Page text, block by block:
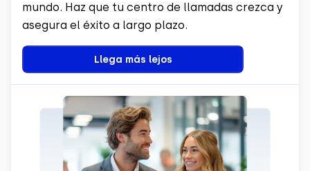
mundo. Haz que tu centro de llamadas crezca y
asegura el éxito a largo plazo.
Llega más lejos